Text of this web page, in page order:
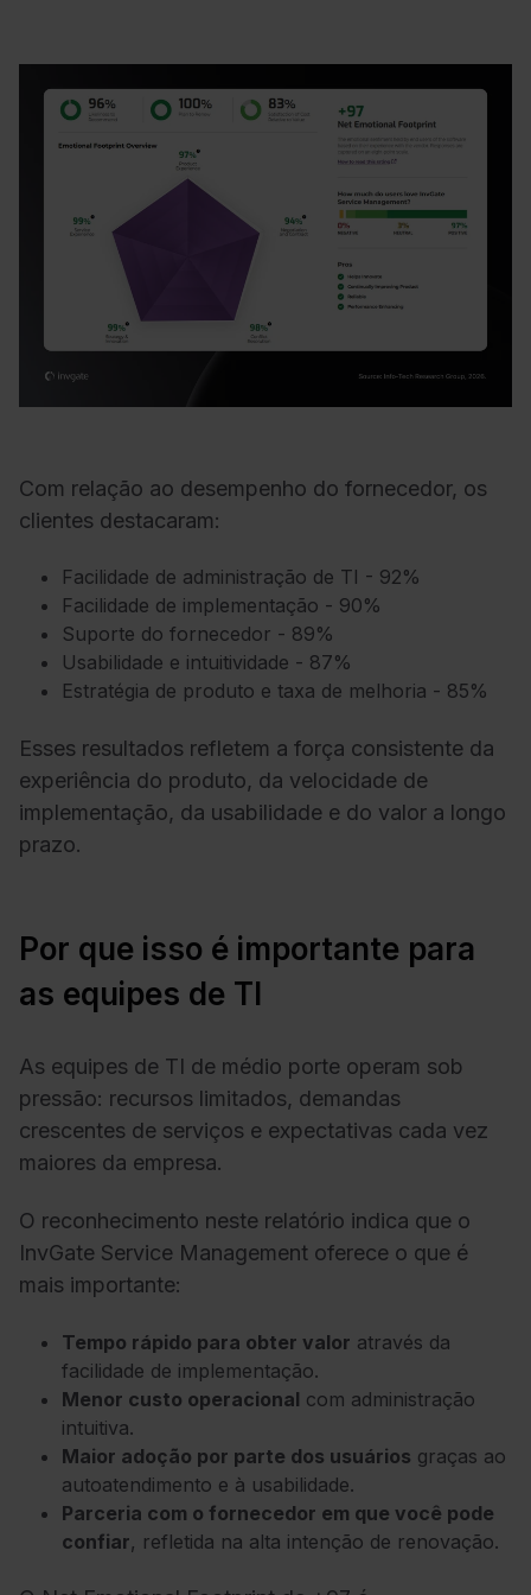
Com relação ao desempenho do fornecedor, os
clientes destacaram:
Facilidade de administração de TI - 92%
Facilidade de implementação - 90%
Suporte do fornecedor - 89%
Usabilidade e intuitividade - 87%
Estratégia de produto e taxa de melhoria - 85%
Esses resultados refletem a força consistente da
experiência do produto, da velocidade de
implementação, da usabilidade e do valor a longo
prazo.
Por que isso é importante para
as equipes de TI
As equipes de TI de médio porte operam sob
pressão: recursos limitados, demandas
crescentes de serviços e expectativas cada vez
maiores da empresa.
O reconhecimento neste relatório indica que o
InvGate Service Management oferece o que é
mais importante:
Tempo rápido para obter valor através da
facilidade de implementação.
Menor custo operacional com administração
intuitiva.
Maior adoção por parte dos usuários graças ao
autoatendimento e à usabilidade.
Parceria com o fornecedor em que você pode
confiar, refletida na alta intenção de renovação.